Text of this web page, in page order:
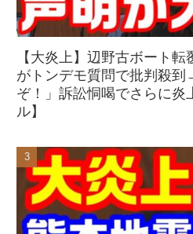
【大炎上】辺野古ボート
がトンデモ質問で批判殺
ぞ！」訴訟恫喝でさらに炎
ル】